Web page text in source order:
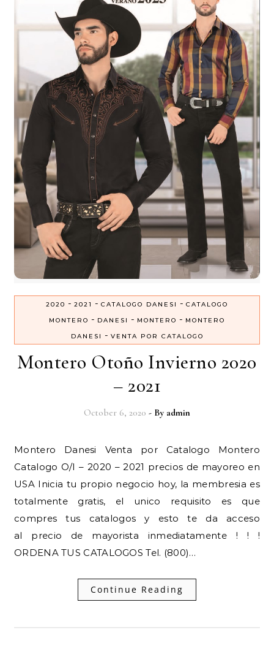
2020 - 2021 - CATALOGO DANESI - CATALOGO
MONTERO - DANESI - MONTERO - MONTERO
DANESI
- VENTA POR CATALOGO
Montero Otoño Invierno 2020
– 2021
October 6, 2020 - By admin
Montero Danesi Venta por Catalogo Montero
Catalogo O/I – 2020 – 2021 precios de mayoreo en
USA Inicia tu propio negocio hoy, la membresia es
totalmente gratis, el unico requisito es que
compres tus catalogos y esto te da acceso
al precio de mayorista inmediatamente ! ! !
ORDENA TUS CATALOGOS Tel. (800)…
Continue Reading